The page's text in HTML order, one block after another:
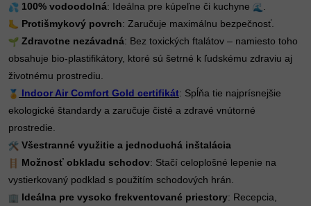
100% vodoodolná: Ideálna pre kúpeľne či kuchyne
Protišmykový povrch: Zaručuje maximálnu bezpečnosť.
Zdravotne nezávadná: Bez toxických ftalátov – namiesto toho
obsahuje bio-plastifikátory, ktoré sú šetrné k ľudskému zdraviu aj
životnému prostrediu.
Indoor Air Comfort Gold certifikát: Spĺňa tie najprísnejšie
ekologické štandardy a zaručuje čisté a zdravé vnútorné
prostredie.
Všestranné využitie a jednoduchá inštalácia
Možnosť obkladu schodov: Stačí celoplošné lepenie na
vystierkovaný podklad s použitím schodových hrán.
Ideálna pre vysoko frekventované priestory: Recepcia,